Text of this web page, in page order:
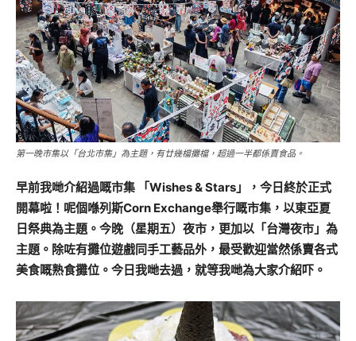
第一晚市集以「台北市集」為主題，有廿幾檔攤檔，超過一半都係賣食品。
早前我哋介紹過嘅市集 「Wishes & Stars」，今日終於正式
開幕啦！呢個喺列斯Corn Exchange舉行嘅市集，以東亞夏
日祭典為主題。今晚（星期五）夜市，更加以「台灣夜市」為
主題。除咗有攤位遊戲同手工藝品外，最受歡迎當然係賣各式
美食嘅熟食攤位。今日我哋去過，就等我哋為大家介紹吓。